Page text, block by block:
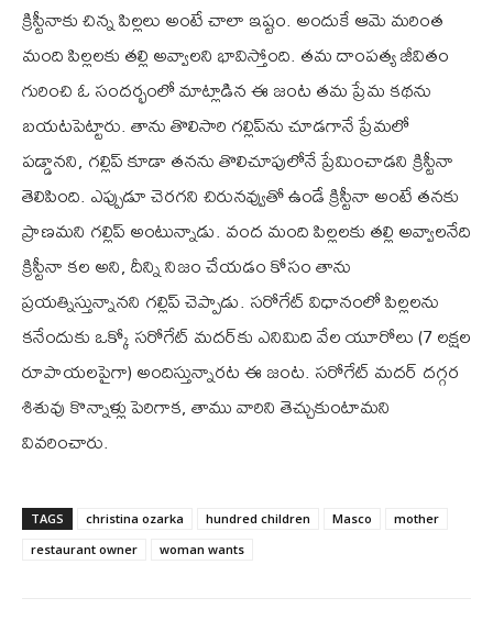
క్రిస్టీనాకు చిన్న పిల్లలు అంటే చాలా ఇష్టం. అందుకే ఆమె మరింత
మంది పిల్లలకు తల్లి అవ్వాలని భావిస్తోంది. తమ దాంపత్య జీవితం
గురించి ఓ సందర్భంలో మాట్లాడిన ఈ జంట తమ ప్రేమ కథను
బయటపెట్టారు. తాను తొలిసారి గల్లిప్‌ను చూడగానే ప్రేమలో
పడ్డానని, గల్లిప్ కూడా తనను తొలిచూపులోనే ప్రేమించాడని క్రిస్టీనా
తెలిపింది. ఎప్పుడూ చెరగని చిరునవ్వుతో ఉండే క్రిస్టీనా అంటే తనకు
ప్రాణమని గల్లిప్ అంటున్నాడు. వంద మంది పిల్లలకు తల్లి అవ్వాలనేది
క్రిస్టీనా కల అని, దీన్ని నిజం చేయడం కోసం తాను
ప్రయత్నిస్తున్నానని గల్లిప్ చెప్పాడు. సరోగేట్ విధానంలో పిల్లలను
కనేందుకు ఒక్కో సరోగేట్ మదర్‌కు ఎనిమిది వేల యూరోలు (7 లక్షల
రూపాయలపైగా) అందిస్తున్నారట ఈ జంట. సరోగేట్ మదర్ దగ్గర
శిశువు కొన్నాళ్లు పెరిగాక, తాము వారిని తెచ్చుకుంటామని
వివరించారు.
TAGS christina ozarka hundred children Masco
mother
restaurant owner
woman wants